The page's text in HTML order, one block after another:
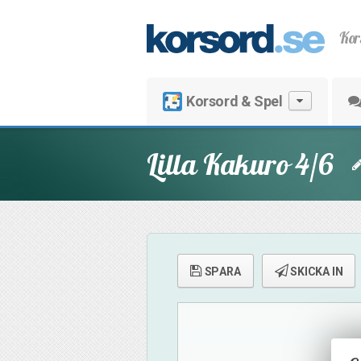
Korsord & Spel
Lilla Kakuro 4/6
SPARA SKICKA IN